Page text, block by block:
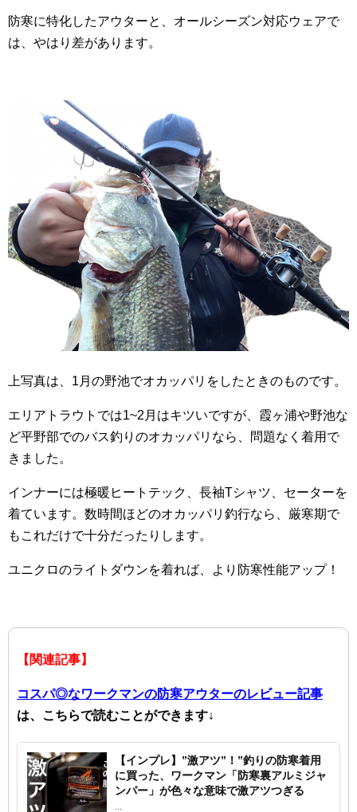
防寒に特化したアウターと、オールシーズン対応ウェアで
は、やはり差があります。
上写真は、1月の野池でオカッパリをしたときのものです。
エリアトラウトでは1~2月はキツいですが、霞ヶ浦や野池な
ど平野部でのバス釣りのオカッパリなら、問題なく着用で
きました。
インナーには極暖ヒートテック、長袖Tシャツ、セーターを
着ています。数時間ほどのオカッパリ釣行なら、厳寒期で
もこれだけで十分だったりします。
ユニクロのライトダウンを着れば、より防寒性能アップ！
【関連記事】
コスパ◎なワークマンの防寒アウターのレビュー記事
は、こちらで読むことができます↓
【インプレ】”激アツ”！”釣りの防寒着用
に買った、ワークマン「防寒裏アルミジャ
ンパー」が色々な意味で激アツつぎる